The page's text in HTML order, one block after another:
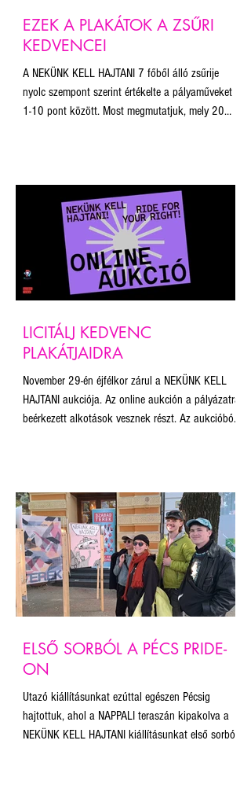
EZEK A PLAKÁTOK A ZSŰRI
KEDVENCEI
A NEKÜNK KELL HAJTANI 7 főből álló zsűrije
nyolc szempont szerint értékelte a pályaműveket
1-10 pont között. Most megmutatjuk, mely 20
Budapest Pride munkáját és a plakát projekt
fenntartását támogatjuk. A licit 10.000 Ft-ról
indul minden plakát esetében, a licitálás során
kiválasztható, mekkora méretben szeretné
megkapni a nyert
LICITÁLJ KEDVENC
PLAKÁTJAIDRA
November 29-én éjfélkor zárul a NEKÜNK KELL
HAJTANI aukciója. Az online aukción a pályázatra
beérkezett alkotások vesznek részt. Az aukcióból
ELSŐ SORBÓL A PÉCS PRIDE-
ON
Utazó kiállításunkat ezúttal egészen Pécsig
hajtottuk, ahol a NAPPALI teraszán kipakolva a
NEKÜNK KELL HAJTANI kiállításunkat első sorból